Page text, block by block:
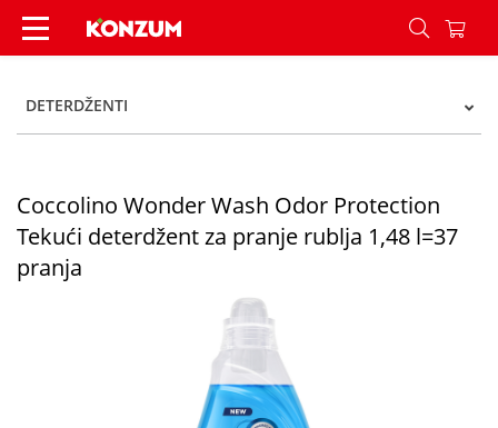
Coccolino Wonder Wash Odor Protection
DETERDŽENTI
Coccolino Wonder Wash Odor Protection
Tekući deterdžent za pranje rublja 1,48 l=37
pranja